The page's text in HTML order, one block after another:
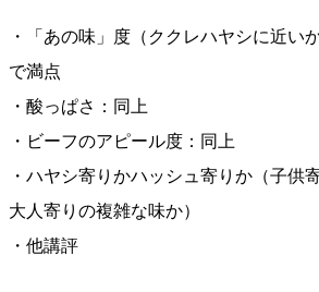
・「あの味」度（ククレハヤシに近い
で満点
・酸っぱさ：同上
・ビーフのアピール度：同上
・ハヤシ寄りかハッシュ寄りか（子供
大人寄りの複雑な味か）
・他講評